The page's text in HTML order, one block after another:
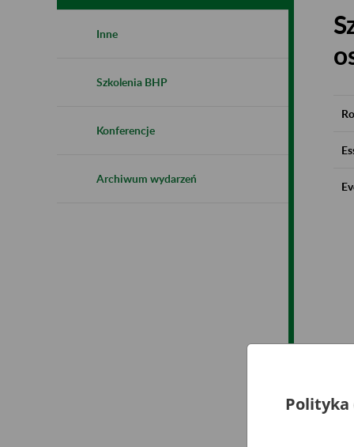
Inne
Szkolenia BHP
Konferencje
Archiwum wydarzeń
Polityka